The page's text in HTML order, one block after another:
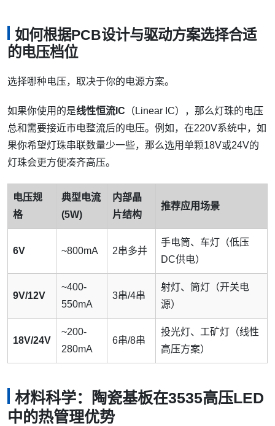
如何根据PCB设计与驱动方案选择合适
的电压档位
选择哪种电压，取决于你的电源方案。
如果你使用的是线性恒流IC （Linear IC），那么灯珠的电压
总和需要接近市电整流后的电压。例如，在220V系统中，如
果你希望灯珠串联数量少一些，那么选用单颗18V或24V的
灯珠会更方便凑齐高压。
电压规
格
典型电流
(5W)
内部晶
片结构
推荐应用场景
6V ~800mA 2串多并
手电筒、车灯（低压
DC供电）
9V/12V
~400-
550mA
3串/4串
射灯、筒灯（开关电
源）
18V/24V
~200-
280mA
6串/8串
投光灯、工矿灯（线性
高压方案）
材料科学：陶瓷基板在3535高压LED
中的热管理优势